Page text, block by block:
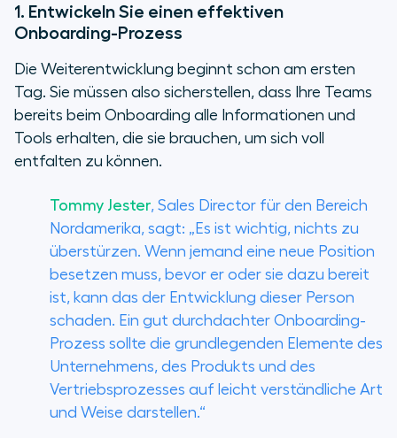
1. Entwickeln Sie einen effektiven
Onboarding-Prozess
Die Weiterentwicklung beginnt schon am ersten
Tag. Sie müssen also sicherstellen, dass Ihre Teams
bereits beim Onboarding alle Informationen und
Tools erhalten, die sie brauchen, um sich voll
entfalten zu können.
Tommy Jester, Sales Director für den Bereich
Nordamerika, sagt: „Es ist wichtig, nichts zu
überstürzen. Wenn jemand eine neue Position
besetzen muss, bevor er oder sie dazu bereit
ist, kann das der Entwicklung dieser Person
schaden. Ein gut durchdachter Onboarding-
Prozess sollte die grundlegenden Elemente des
Unternehmens, des Produkts und des
Vertriebsprozesses auf leicht verständliche Art
und Weise darstellen.“